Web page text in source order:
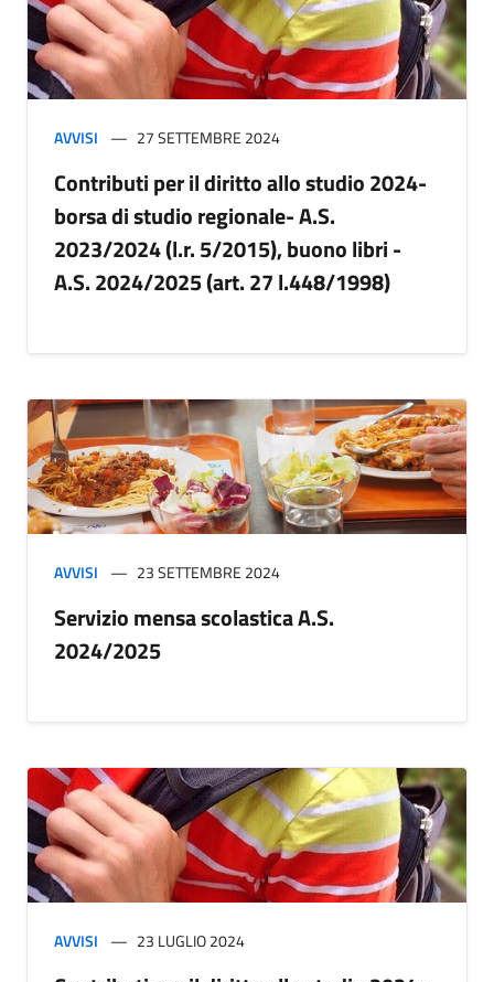
AVVISI 27 SETTEMBRE 2024
Contributi per il diritto allo studio 2024-
borsa di studio regionale- A.S.
2023/2024 (l.r. 5/2015), buono libri -
A.S. 2024/2025 (art. 27 l.448/1998)
AVVISI 23 SETTEMBRE 2024
Servizio mensa scolastica A.S.
2024/2025
AVVISI 23 LUGLIO 2024